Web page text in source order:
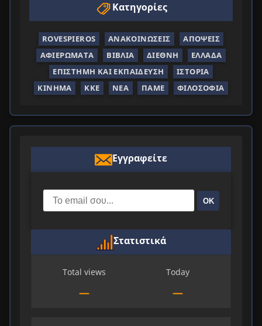
Κατηγορίες
ROVESPIEROS ΑΝΑΚΟΙΝΏΣΕΙΣ
ΑΠΌΨΕΙΣ
ΑΦΙΕΡΏΜΑΤΑ
ΒΙΒΛΊΑ ΔΙΕΘΝΉ
ΕΛΛΆΔΑ
ΕΠΙΣΤΉΜΗ ΚΑΙ ΕΚΠΑΊΔΕΥΣΗ
ΙΣΤΟΡΊΑ
ΚΊΝΗΜΑ
ΚΚΕ ΝΈΑ ΠΑΜΕ ΦΙΛΟΣΟΦΊΑ
Εγγραφείτε
ΟΚ
Στατιστικά
Total views
—
Today
—